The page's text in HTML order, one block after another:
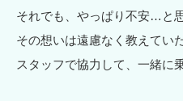
それでも、やっぱり不安…と
その想いは遠慮なく教えてい
スタッフで協力して、一緒に